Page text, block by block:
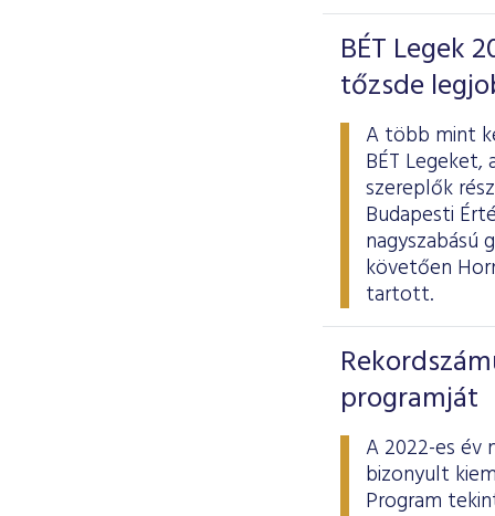
BÉT Legek
tőzsde
A több mint
BÉT
szereplők
Budapesti
nagyszabású
követően
tartott.
programját
A 2022-es év
bizonyult
Program